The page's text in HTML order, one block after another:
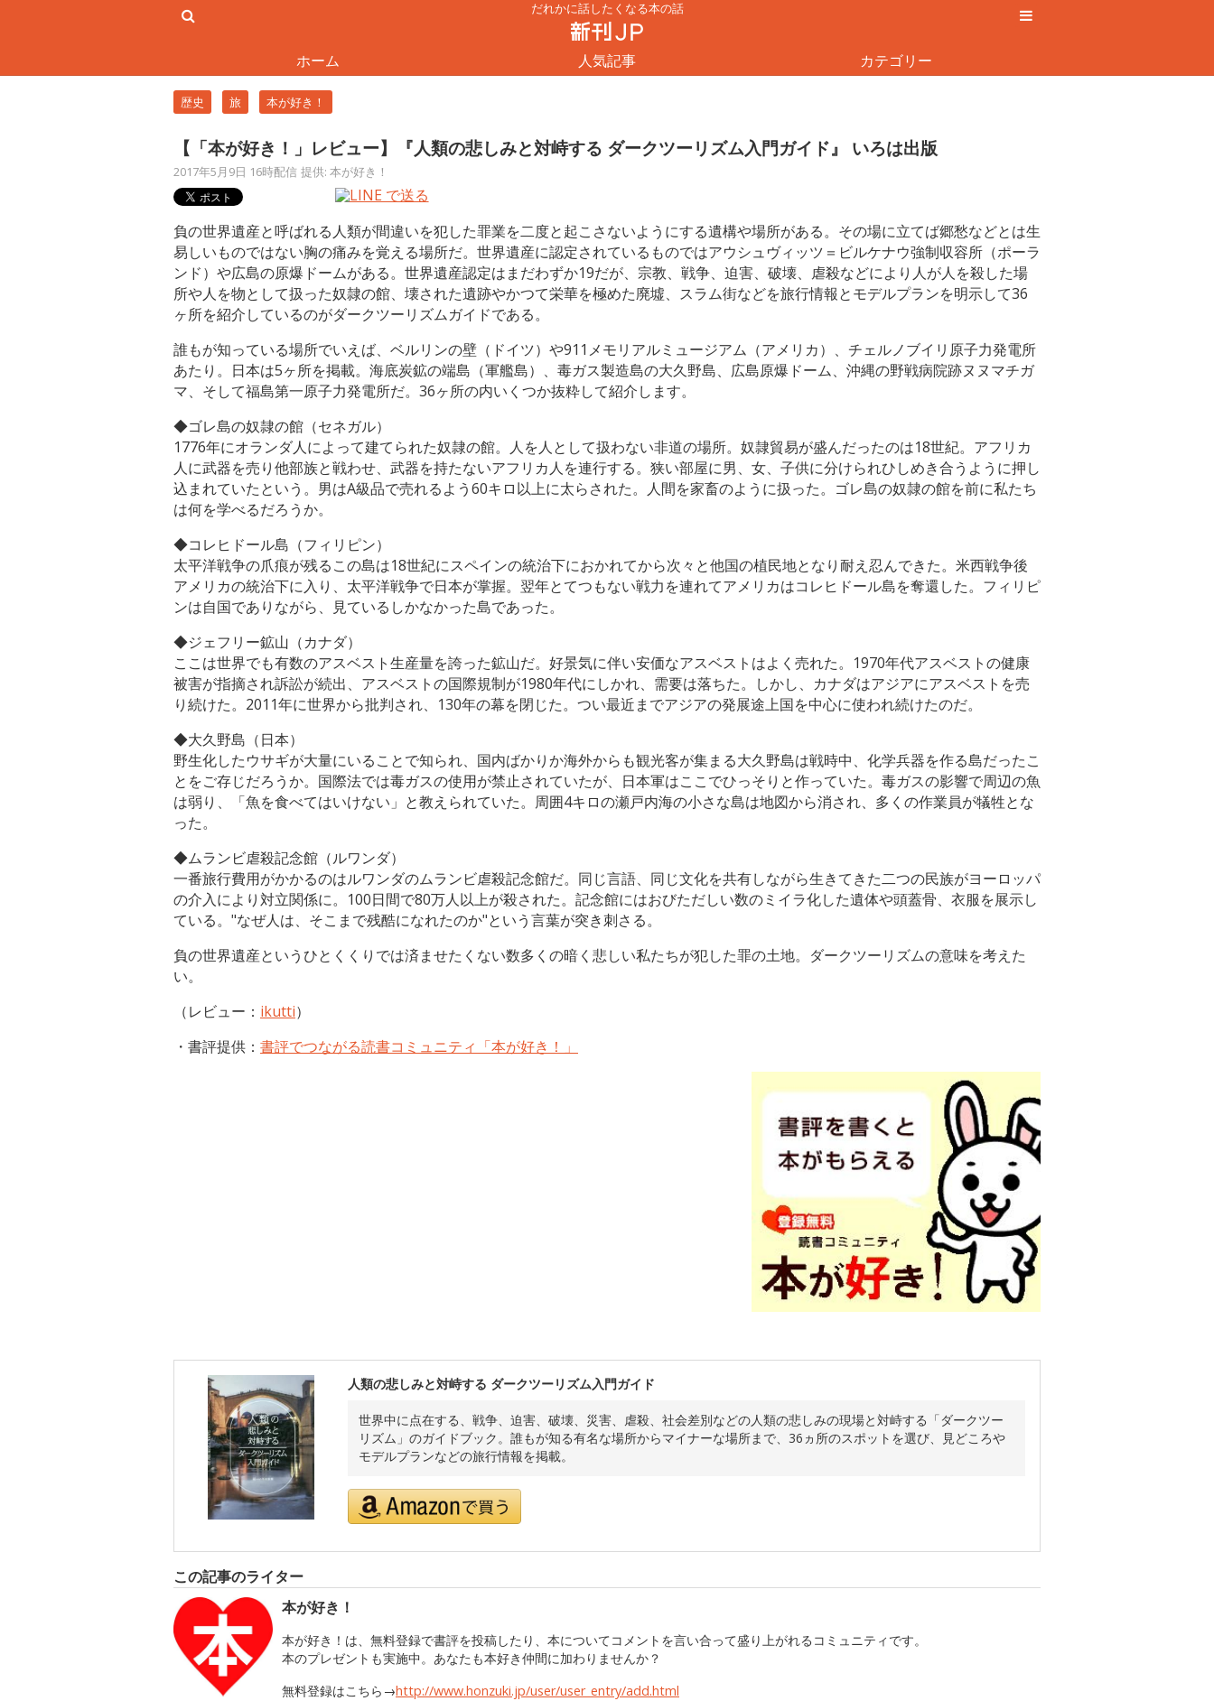
だれかに話したくなる本の話
ホーム 人気記事 カテゴリー
歴史 旅 本が好き！
【「本が好き！」レビュー】『人類の悲しみと対峙する ダークツーリズム入門ガイド』 いろは出版
2017年5月9日 16時配信 提供: 本が好き！
負の世界遺産と呼ばれる人類が間違いを犯した罪業を二度と起こさないようにする遺構や場所がある。その場に立てば郷愁などとは生
易しいものではない胸の痛みを覚える場所だ。世界遺産に認定されているものではアウシュヴィッツ＝ビルケナウ強制収容所（ポーラ
ンド）や広島の原爆ドームがある。世界遺産認定はまだわずか19だが、宗教、戦争、迫害、破壊、虐殺などにより人が人を殺した場
所や人を物として扱った奴隷の館、壊された遺跡やかつて栄華を極めた廃墟、スラム街などを旅行情報とモデルプランを明示して36
ヶ所を紹介しているのがダークツーリズムガイドである。
誰もが知っている場所でいえば、ベルリンの壁（ドイツ）や911メモリアルミュージアム（アメリカ）、チェルノブイリ原子力発電所
あたり。日本は5ヶ所を掲載。海底炭鉱の端島（軍艦島）、毒ガス製造島の大久野島、広島原爆ドーム、沖縄の野戦病院跡ヌヌマチガ
マ、そして福島第一原子力発電所だ。36ヶ所の内いくつか抜粋して紹介します。
◆ゴレ島の奴隷の館（セネガル）
1776年にオランダ人によって建てられた奴隷の館。人を人として扱わない非道の場所。奴隷貿易が盛んだったのは18世紀。アフリカ
人に武器を売り他部族と戦わせ、武器を持たないアフリカ人を連行する。狭い部屋に男、女、子供に分けられひしめき合うように押し
込まれていたという。男はA級品で売れるよう60キロ以上に太らされた。人間を家畜のように扱った。ゴレ島の奴隷の館を前に私たち
は何を学べるだろうか。
◆コレヒドール島（フィリピン）
太平洋戦争の爪痕が残るこの島は18世紀にスペインの統治下におかれてから次々と他国の植民地となり耐え忍んできた。米西戦争後
アメリカの統治下に入り、太平洋戦争で日本が掌握。翌年とてつもない戦力を連れてアメリカはコレヒドール島を奪還した。フィリピ
ンは自国でありながら、見ているしかなかった島であった。
◆ジェフリー鉱山（カナダ）
ここは世界でも有数のアスベスト生産量を誇った鉱山だ。好景気に伴い安価なアスベストはよく売れた。1970年代アスベストの健康
被害が指摘され訴訟が続出、アスベストの国際規制が1980年代にしかれ、需要は落ちた。しかし、カナダはアジアにアスベストを売
り続けた。2011年に世界から批判され、130年の幕を閉じた。つい最近までアジアの発展途上国を中心に使われ続けたのだ。
◆大久野島（日本）
野生化したウサギが大量にいることで知られ、国内ばかりか海外からも観光客が集まる大久野島は戦時中、化学兵器を作る島だったこ
とをご存じだろうか。国際法では毒ガスの使用が禁止されていたが、日本軍はここでひっそりと作っていた。毒ガスの影響で周辺の魚
は弱り、「魚を食べてはいけない」と教えられていた。周囲4キロの瀬戸内海の小さな島は地図から消され、多くの作業員が犠牲とな
った。
◆ムランビ虐殺記念館（ルワンダ）
一番旅行費用がかかるのはルワンダのムランビ虐殺記念館だ。同じ言語、同じ文化を共有しながら生きてきた二つの民族がヨーロッパ
の介入により対立関係に。100日間で80万人以上が殺された。記念館にはおびただしい数のミイラ化した遺体や頭蓋骨、衣服を展示し
ている。"なぜ人は、そこまで残酷になれたのか"という言葉が突き刺さる。
負の世界遺産というひとくくりでは済ませたくない数多くの暗く悲しい私たちが犯した罪の土地。ダークツーリズムの意味を考えた
い。
（レビュー： ikutti）
・書評提供： 書評でつながる読書コミュニティ「本が好き！」
人類の悲しみと対峙する ダークツーリズム入門ガイド
世界中に点在する、戦争、迫害、破壊、災害、虐殺、社会差別などの人類の悲しみの現場と対峙する「ダークツー
リズム」のガイドブック。誰もが知る有名な場所からマイナーな場所まで、36ヵ所のスポットを選び、見どころや
モデルプランなどの旅行情報を掲載。
この記事のライター
本が好き！
本が好き！は、無料登録で書評を投稿したり、本についてコメントを言い合って盛り上がれるコミュニティです。
本のプレゼントも実施中。あなたも本好き仲間に加わりませんか？
無料登録はこちら→http://www.honzuki.jp/user/user_entry/add.html